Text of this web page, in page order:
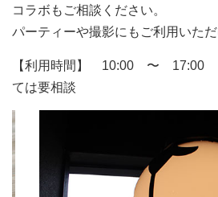
コラボもご相談ください。
パーティーや撮影にもご利用いただ
【利用時間】 10:00 〜 17:00
ては要相談